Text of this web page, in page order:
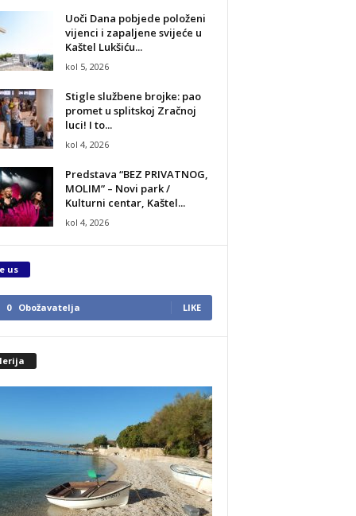
Uoči Dana pobjede položeni
vijenci i zapaljene svijeće u
Kaštel Lukšiću...
kol 5, 2026
Stigle službene brojke: pao
promet u splitskoj Zračnoj
luci! I to...
kol 4, 2026
Predstava “BEZ PRIVATNOG,
MOLIM” – Novi park /
Kulturni centar, Kaštel...
kol 4, 2026
us
0 Obožavatelja LIKE